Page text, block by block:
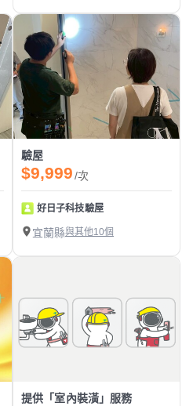
驗屋
$9,999/次
好日子科技驗屋
宜蘭縣與其他10個
提供「室內裝潢」服務